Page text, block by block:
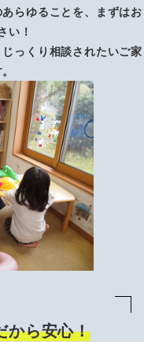
らゆることを、まずはお
い！
っくり相談されたいご家
から安心！